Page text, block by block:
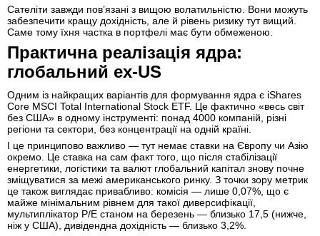
Сателіти завжди повʼязані з вищою волатильністю. Вони можуть
забезпечити кращу дохідність, але й рівень ризику тут вищий.
Саме тому їхня частка в портфелі має бути обмеженою.
Практична реалізація ядра:
глобальний ex-US
Одним із найкращих варіантів для формування ядра є iShares
Core MSCI Total International Stock ETF. Це фактично «весь світ
без США» в одному інструменті: понад 4000 компаній, різні
регіони та сектори, без концентрації на одній країні.
І це принципово важливо — тут немає ставки на Європу чи Азію
окремо. Це ставка на сам факт того, що після стабілізації
енергетики, логістики та валют глобальний капітал знову почне
зміщуватися за межі американського ринку. З точки зору метрик
це також виглядає привабливо: комісія — лише 0,07%, що є
майже мінімальним рівнем для такої диверсифікації,
мультиплікатор P/E станом на березень — близько 17,5 (нижче,
ніж у США), дивідендна дохідність — близько 3,2%.